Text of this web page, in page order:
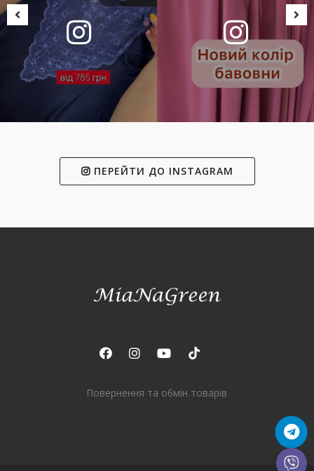
ПЕРЕЙТИ ДО INSTAGRAM
Повернення та обмін товарів